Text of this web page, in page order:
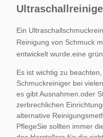
Ein
Reinigung von Schmuck
entwickelt wurde.eine
Es ist wichtig zu
Schmuckreiniger bei
es gibt Ausnahmen.oder
zerbrechlichen
alternative
PflegeSie sollten immer